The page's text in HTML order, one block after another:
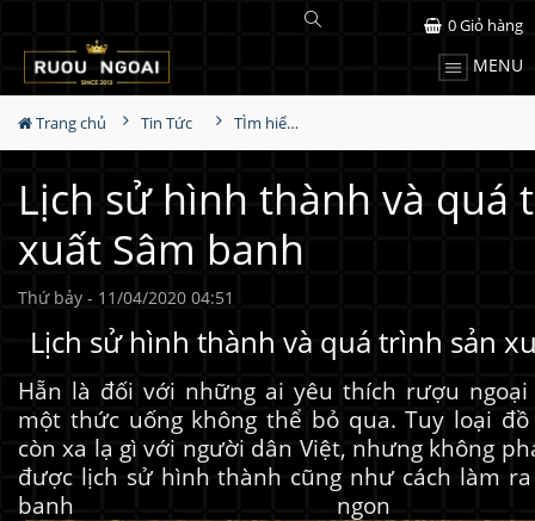
MENU
0Giỏ hàng
Trang chủ Tin Tức TÌm hiểu về rượu
Lịch sử hình thành và quá
xuất Sâm banh
Thứ bảy - 11/04/2020 04:51
Lịch sử hình thành và quá trình sản
Hẵn là đối với những ai yêu thích rượu
một thức uống không thể bỏ qua. Tuy loại
còn xa lạ gì với người dân Việt, nhưng không
được lịch sử hình thành cũng như cách làm
banh ngon